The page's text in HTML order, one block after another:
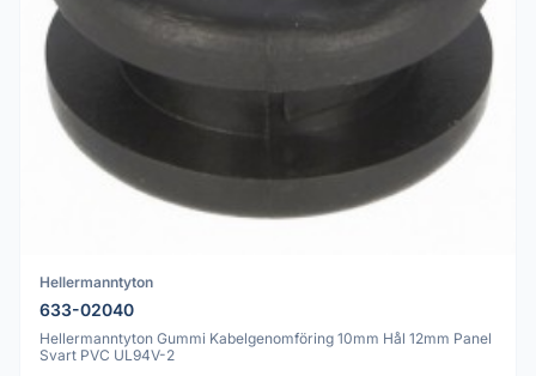
Hellermanntyton
633-02040
Hellermanntyton Gummi Kabelgenomföring 10mm Hål 12mm Panel
Svart PVC UL94V-2